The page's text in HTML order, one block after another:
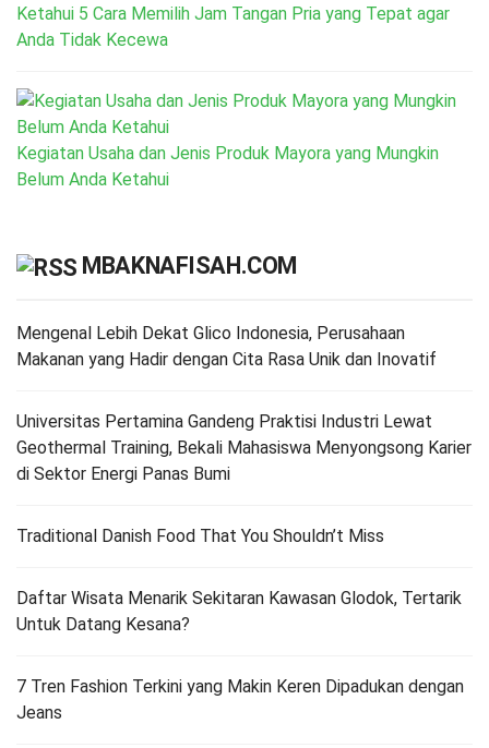
Ketahui 5 Cara Memilih Jam Tangan Pria yang Tepat agar
Anda Tidak Kecewa
Kegiatan Usaha dan Jenis Produk Mayora yang Mungkin
Belum Anda Ketahui
MBAKNAFISAH.COM
Mengenal Lebih Dekat Glico Indonesia, Perusahaan
Makanan yang Hadir dengan Cita Rasa Unik dan Inovatif
Universitas Pertamina Gandeng Praktisi Industri Lewat
Geothermal Training, Bekali Mahasiswa Menyongsong Karier
di Sektor Energi Panas Bumi
Traditional Danish Food That You Shouldn’t Miss
Daftar Wisata Menarik Sekitaran Kawasan Glodok, Tertarik
Untuk Datang Kesana?
7 Tren Fashion Terkini yang Makin Keren Dipadukan dengan
Jeans